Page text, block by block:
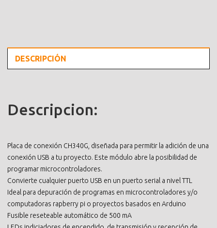
DESCRIPCIÓN
Descripcion:
Placa de conexión CH340G, diseñada para permitir la adición de una
conexión USB a tu proyecto. Este módulo abre la posibilidad de
programar microcontroladores.
Convierte cualquier puerto USB en un puerto serial a nivel TTL
Ideal para depuración de programas en microcontroladores y/o
computadoras rapberry pi o proyectos basados en Arduino
Fusible reseteable automático de 500 mA